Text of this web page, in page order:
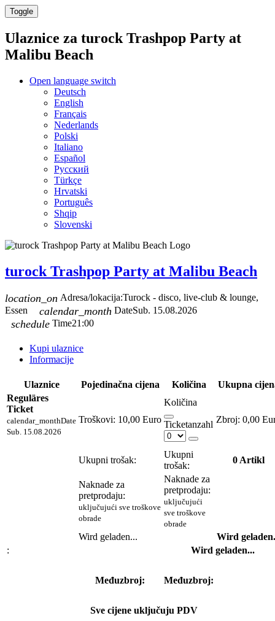
Toggle
Ulaznice za turock Trashpop Party at
Malibu Beach
Open language switch
Deutsch
English
Français
Nederlands
Polski
Italiano
Español
Русский
Türkçe
Hrvatski
Português
Shqip
Slovenski
turock Trashpop Party at Malibu Beach
location_on Adresa/lokacija:Turock - disco, live-club & lounge,
Essen
calendar_month DateSub. 15.08.2026
schedule Time21:00
Kupi ulaznice
Informacije
Ulaznice Pojedinačna cijena Količina
Ukupna
Reguläres
Ticket
calendar_monthDate
Sub. 15.08.2026
Troškovi: 10,00 Euro
Količina
Ticketanzahl 0,00
Ukupni trošak:
Ukupni
trošak:
0 Artikl
Naknade za
pretprodaju:
uključujući sve troškove
obrade
Naknade za
pretprodaju:
uključujući
sve troškove
obrade
Wird geladen...
Wird
:
Wird geladen...
Međuzbroj: Međuzbroj:
Sve cijene uključuju PDV